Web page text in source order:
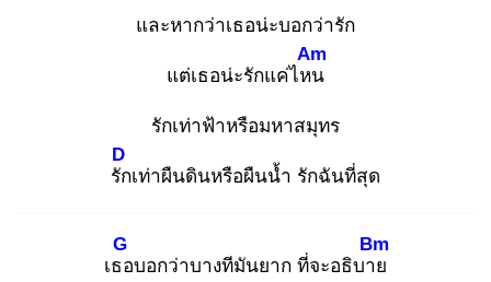
และหากว่าเธอน่ะบอกว่ารัก
แต่เธอน่ะรักแค่ไหน
Am
รักเท่าฟ้าหรือมหาสมุทร
รัก
D
เท่าผืนดินหรือผืนน้ำ รักฉันที่สุด
เธอ
G
บอกว่าบางทีมันยาก ที่จะอธิบาย
Bm